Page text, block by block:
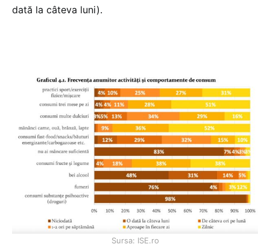
dată la câteva luni).
Sursa: ISE.ro